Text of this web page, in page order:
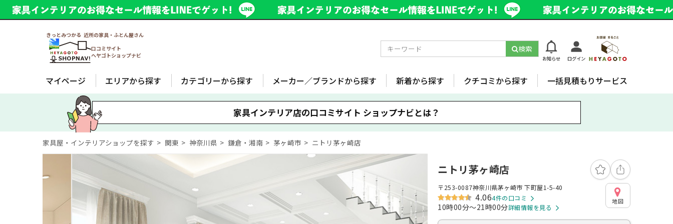
きっとみつかる 近所の家具・ふとん屋さん
口コミサイト
ヘヤゴトショップナビ
検索
お知らせ ログイン
マイページ エリアから探す カテゴリーから探す メーカー／ブランドから探す 新着から探す クチコミから探す 一括見積もりサービス
家具インテリア店の口コミサイト ショップナビとは？
家具屋・インテリアショップを探す 関東 神奈川県 鎌倉・湘南 茅ヶ崎市 ニトリ茅ヶ崎店
ニトリ茅ヶ崎店
〒253-0087神奈川県茅ヶ崎市 下町屋1-5-40
4.064件の口コミ
10時00分～21時00分詳細情報を見る
地図